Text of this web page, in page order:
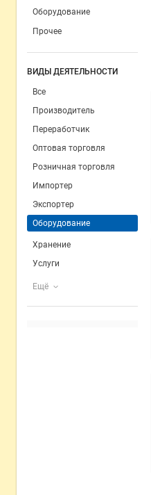
Оборудование
Прочее
ВИДЫ ДЕЯТЕЛЬНОСТИ
Все
Производитель
Переработчик
Оптовая торговля
Розничная торговля
Импортер
Экспортер
Оборудование
Хранение
Услуги
Ещё